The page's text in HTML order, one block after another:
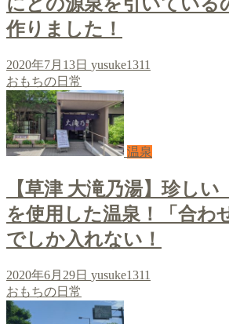
にどの源泉を引いている
作りました！
2020年7月13日 yusuke1311
おもちの日常
温泉
【草津 大滝乃湯】珍しい
を使用した温泉！「合わ
でしか入れない！
2020年6月29日 yusuke1311
おもちの日常